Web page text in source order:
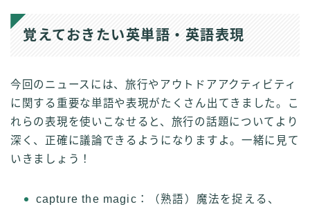
覚えておきたい英単語・英語表現
今回のニュースには、旅行やアウトドアアクティビティ
に関する重要な単語や表現がたくさん出てきました。こ
れらの表現を使いこなせると、旅行の話題についてより
深く、正確に議論できるようになりますよ。一緒に見て
いきましょう！
capture the magic：（熟語）魔法を捉える、